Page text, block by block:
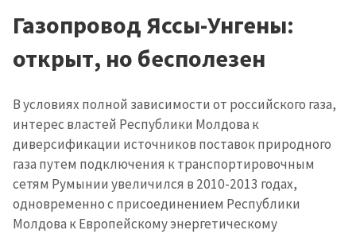
Газопровод Яссы-Унгены:
открыт, но бесполезен
В условиях полной зависимости от российского газа,
интерес властей Республики Молдова к
диверсификации источников поставок природного
газа путем подключения к транспортировочным
сетям Румынии увеличился в 2010-2013 годах,
одновременно с присоединением Республики
Молдова к Европейскому энергетическому